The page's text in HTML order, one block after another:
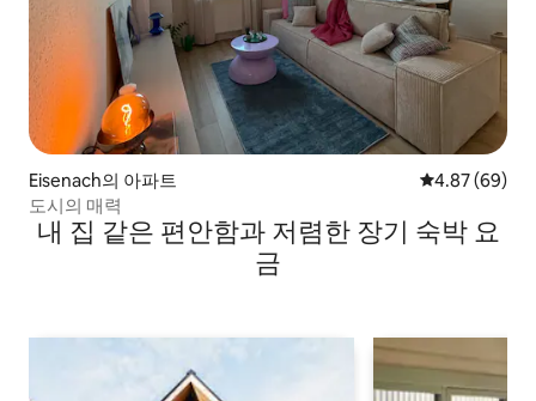
Eisenach의 아파트 평점 4.87점(5
4.87 (69)
도시의 매력
내 집 같은 편안함과 저렴한 장기 숙박 요
금